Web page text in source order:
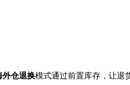
外仓退换模式通过前置库存，让退